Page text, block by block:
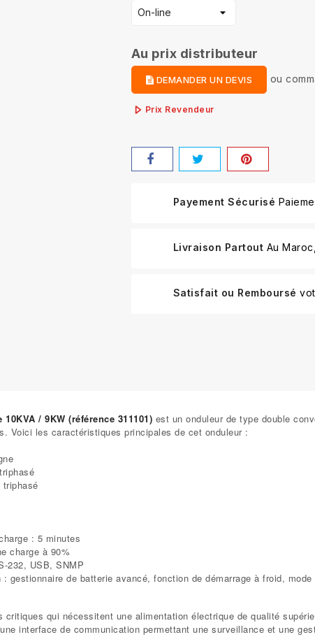
Au prix distributeur
DEMANDER UN DEVIS ou
Prix Revendeur
Payement Sécurisé
Livraison Partout Au
Satisfait ou Remboursé
/ 9KW (référence 311101) est un onduleur de type double
Voici les caractéristiques principales de cet onduleur :
triphasé
: 5 minutes
charge à 90%
232, USB, SNMP
gestionnaire de batterie avancé, fonction de démarrage à froid,
qui nécessitent une alimentation électrique de qualité
interface de communication permettant une surveillance et une